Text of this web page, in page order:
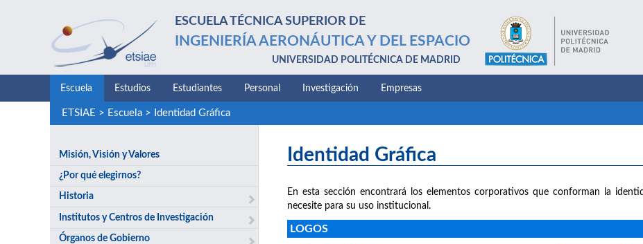
ESCUELA TÉCNICA SUPERIOR DE
INGENIERÍA AERONÁUTICA Y DEL ESPACIO
UNIVERSIDAD POLITÉCNICA DE MADRID
Escuela Estudios Estudiantes Personal Investigación Empresas
ETSIAE > Escuela> Identidad Gráfica
Misión, Visión y Valores
¿Por qué elegirnos?
Historia
Institutos y Centros de Investigación
Órganos de Gobierno
Identidad Gráfica
En esta sección encontrará los elementos corporativos que conforman la
necesite para su uso institucional.
LOGOS